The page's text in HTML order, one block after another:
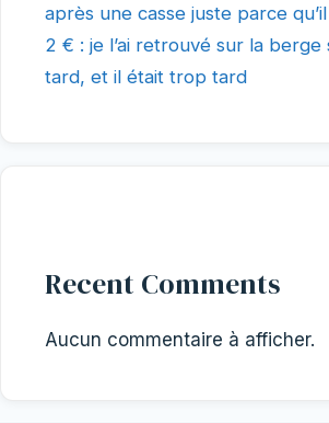
après une casse juste parce
2 € : je l’ai retrouvé sur la berge
tard, et il était trop tard
Recent Comments
Aucun commentaire à afficher.